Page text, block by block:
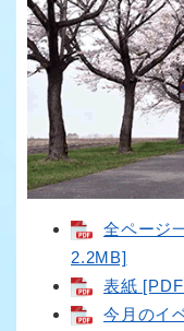
全ページ
2.2MB]
表紙
今月のイ